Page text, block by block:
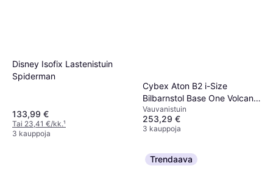
Disney Isofix Lastenistuin
Spiderman
133,99 €
Tai 23,41 €/kk.¹
3 kauppoja
Cybex Aton B2 i-Size
Bilbarnstol Base One Volcano
Black
Vauvanistuin
253,29 €
3 kauppoja
Trendaava